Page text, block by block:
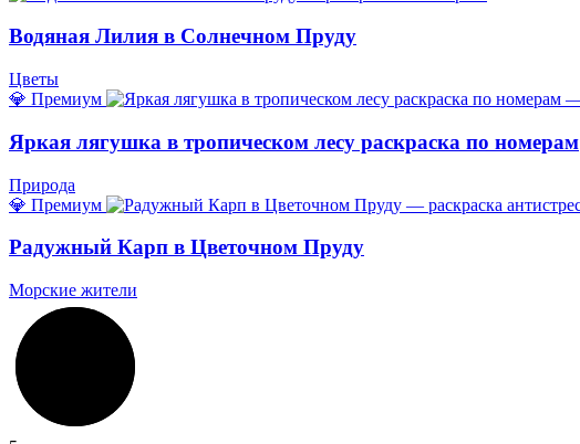
Водяная Лилия в Солнечном Пруду
Цветы
💎 Премиум
Яркая лягушка в тропическом лесу раскраска по номерам
Природа
💎 Премиум
Радужный Карп в Цветочном Пруду
Морские жители